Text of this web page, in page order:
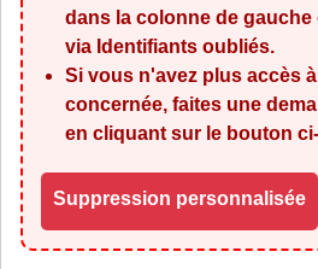
dans la colonne de gauche
via Identifiants oubliés.
Si vous n'avez plus accès
concernée, faites une
en cliquant sur le bouton
Suppression personnalisée